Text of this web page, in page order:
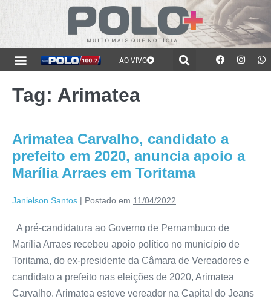
AO VIVO
Tag: Arimatea
Arimatea Carvalho, candidato a
prefeito em 2020, anuncia apoio a
Marília Arraes em Toritama
Janielson Santos | Postado em 11/04/2022
A pré-candidatura ao Governo de Pernambuco de
Marília Arraes recebeu apoio político no município de
Toritama, do ex-presidente da Câmara de Vereadores e
candidato a prefeito nas eleições de 2020, Arimatea
Carvalho. Arimatea esteve vereador na Capital do Jeans